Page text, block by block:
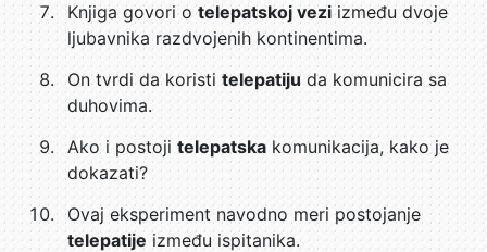
Knjiga govori otelepatskoj veziizmeđu dvoje
ljubavnika razdvojenih kontinentima.
On tvrdi da koristi telepatiju da komunicira sa
duhovima.
Ako i postoji telepatska komunikacija, kako je
dokazati?
Ovaj eksperiment navodno meri postojanje
telepatije između ispitanika.